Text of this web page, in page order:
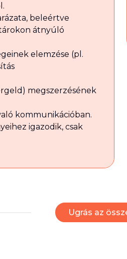
beleértve
átnyúló
elemzése (pl.
megszerzésének
kommunikációban.
igazodik, csak
Ugrás az